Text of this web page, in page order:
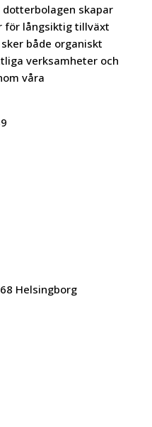
skapar
för långsiktig tillväxt
både organiskt
verksamheter och
våra
Helsingborg